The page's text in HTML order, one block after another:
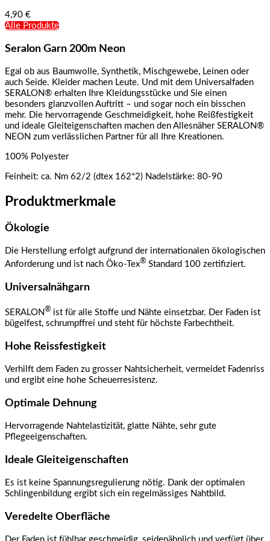
4,90 €
Alle Produkte
Seralon Garn 200m Neon
Egal ob aus Baumwolle, Synthetik, Mischgewebe, Leinen oder
auch Seide. Kleider machen Leute. Und mit dem Universalfaden
SERALON® erhalten Ihre Kleidungsstücke und Sie einen
besonders glanzvollen Auftritt – und sogar noch ein bisschen
mehr. Die hervorragende Geschmeidigkeit, hohe Reißfestigkeit
und ideale Gleiteigenschaften machen den Allesnäher SERALON®
NEON zum verlässlichen Partner für all Ihre Kreationen.
100% Polyester
Feinheit: ca. Nm 62/2 (dtex 162*2) Nadelstärke: 80-90
Produktmerkmale
Ökologie
Die Herstellung erfolgt aufgrund der internationalen ökologischen
Anforderung und ist nach Öko-Tex® Standard 100 zertifiziert.
Universalnähgarn
SERALON® ist für alle Stoffe und Nähte einsetzbar. Der Faden ist
bügelfest, schrumpffrei und steht für höchste Farbechtheit.
Hohe Reissfestigkeit
Verhilft dem Faden zu grosser Nahtsicherheit, vermeidet Fadenriss
und ergibt eine hohe Scheuerresistenz.
Optimale Dehnung
Hervorragende Nahtelastizität, glatte Nähte, sehr gute
Pflegeeigenschaften.
Ideale Gleiteigenschaften
Es ist keine Spannungsregulierung nötig. Dank der optimalen
Schlingenbildung ergibt sich ein regelmässiges Nahtbild.
Veredelte Oberfläche